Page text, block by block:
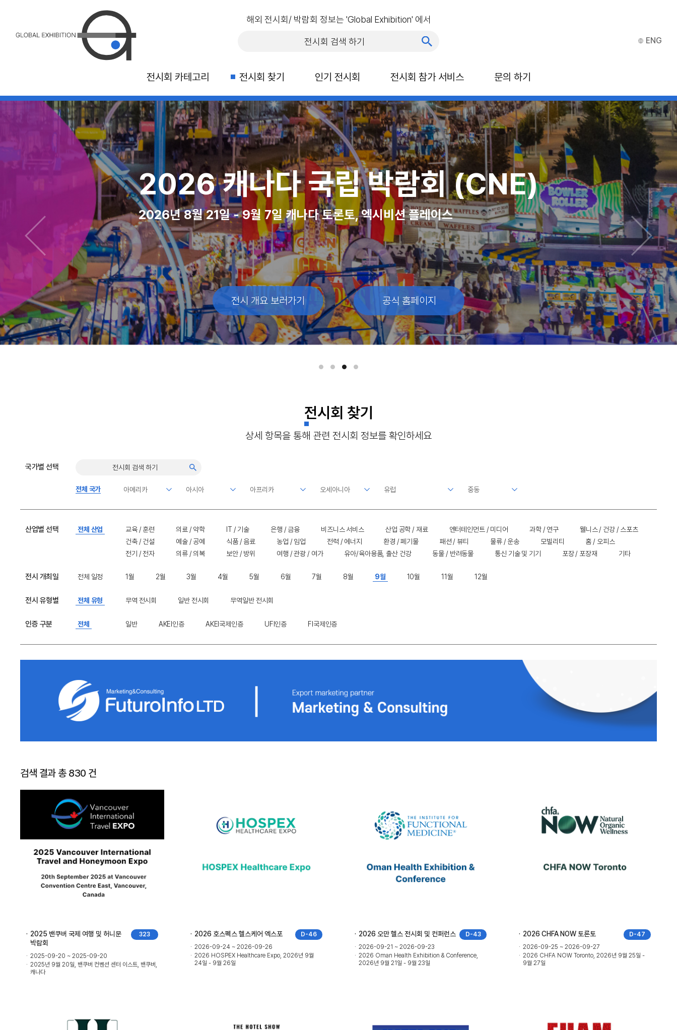
해외 전시회/ 박람회 정보는 'Global Exhibition' 에서
전시회 카테고리 전시회 찾기 인기 전시회 전시회 참가 서비스 문의 하기
ENG
국제 관광 및 여행 박람회(ITTS)
2026년 10월 30일 - 11월 1일, 몬트리올 캐나다
전시 개요 보러가기 공식 홈페이지
2026 MAGIC 라스베가스
2026년 08월 10일 - 12일, 라스베이거스 컨벤션 센터
전시 개요 보러가기 공식 홈페이지
캐나다 국립 박람회 (CNE)
2026년 8월 21일 - 9월 7일 캐나다 토론토, 엑시비션 플레이스
전시 개요 보러가기 공식 홈페이지
2026 ITB 아시아
2026년 10월 21일 - 23일 마리나 베이 샌즈, 싱가포르
전시 개요 보러가기 공식 홈페이지
전시회 찾기
상세 항목을 통해 관련 전시회 정보를 확인하세요
국가별 선택
전체 국가
산업별 선택 전체 산업 교육 / 훈련 의료 / 약학 IT / 기술 은행 / 금융 비즈니스 서비스 산업 공학 / 재료 엔터테인먼트 / 미디어 과학 / 연구
웰니스 / 건강 / 스포츠
건축 / 건설
예술 / 공예 식품 / 음료 농업 / 임업 전력 / 에너지 환경 / 폐기물 패션 / 뷰티 물류 / 운송 모빌리티
홈 / 오피스
전기 / 전자
의류 / 의복 보안 / 방위 여행 / 관광 / 여가 유아/육아용품, 출산 건강 동물 / 반려동물 통신 기술 및 기기 포장 / 포장재 기타
전시 개최일 전체 일정 1월 2월 3월 4월 5월 6월 7월 8월 9월 10월 11월 12월
전시 유형별 전체 유형 무역 전시회 일반 전시회 무역일반 전시회
인증 구분 전체 일반 AKEI인증 AKEI국제인증 UFI인증 FI국제인증
검색 결과 총 830 건
323
2025 밴쿠버 국제 여행 및 허니문
박람회
2025-09-20 ~ 2025-09-20
2025년 9월 20일, 밴쿠버 컨벤션 센터 이스트, 밴쿠버,
캐나다
D-46
2026 호스펙스 헬스케어 엑스포
2026-09-24 ~ 2026-09-26
2026 HOSPEX Healthcare Expo, 2026년 9월
24일 - 9월 26일
D-43
2026 오만 헬스 전시회 및 컨퍼런스
2026-09-21 ~ 2026-09-23
2026 Oman Health Exhibition & Conference,
2026년 9월 21일 - 9월 23일
D-47
2026 CHFA NOW 토론토
2026-09-25 ~ 2026-09-27
2026 CHFA NOW Toronto, 2026년 9월 25일 -
9월 27일